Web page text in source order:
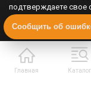
Главная Каталог
Полная версия
подтверждаете свое
cookie-файлов в
приватности.
Сообщить об